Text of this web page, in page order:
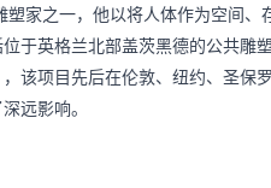
家之一，他以将人体作为空间
于英格兰北部盖茨黑德的公共雕
该项目先后在伦敦、纽约、圣保
远影响。